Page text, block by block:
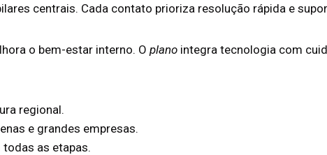
centrais. Cada contato prioriza resolução rápida e
o bem-estar interno. O plano integra tecnologia com
regional.
e grandes empresas.
as etapas.